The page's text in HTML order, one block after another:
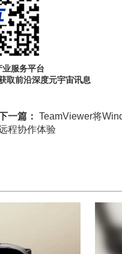
服务平台
取前沿深度元宇宙讯息
一篇： TeamViewer将
程协作体验